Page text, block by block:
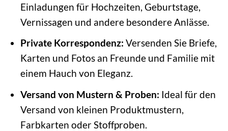
Einladungen für Hochzeiten, Geburtstage,
Vernissagen und andere besondere Anlässe.
Private Korrespondenz: Versenden Sie Briefe,
Karten und Fotos an Freunde und Familie mit
einem Hauch von Eleganz.
Versand von Mustern & Proben: Ideal für den
Versand von kleinen Produktmustern,
Farbkarten oder Stoffproben.